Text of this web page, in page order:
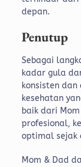
depan.
Penutup
Sebagai
kadar gula
konsisten
kesehatan
baik dari
profesional,
optimal sejak
Mom & Dad